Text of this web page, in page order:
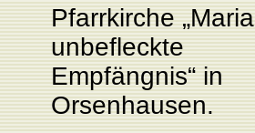
Pfarrkirche „Maria
unbefleckte
Empfängnis“ in
Orsenhausen.